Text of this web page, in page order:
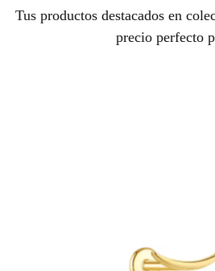
Tus productos destacados en
precio perfecto